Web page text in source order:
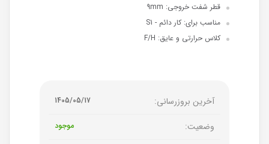
قطر شفت خروجی: 9mm
مناسب برای: کار دائم - S1
کلاس حرارتی و عایق: F/H
آخرین بروزرسانی: 1405/05/17
وضعیت: موجود